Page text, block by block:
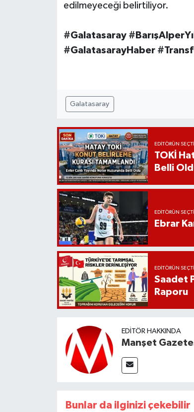
edilmeyeceği belirtiliyor.
#Galatasaray
#GalatasarayHaber
Galatasaray
EDITÖRÜN
TOKİ
Belli
EDITÖRÜN
Ebrar
EDITÖRÜN
Saadet
Raporu
EDITÖR HAKKINDA
Manşet
Bunlar da ilginizi çekebilir